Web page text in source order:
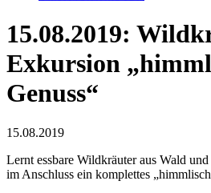
15.08.2019:
Exkursion
Genuss“
15.08.2019
Lernt essbare Wildkräuter aus Wald
im Anschluss ein komplettes